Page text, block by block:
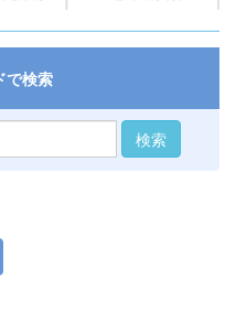
で検索
検索